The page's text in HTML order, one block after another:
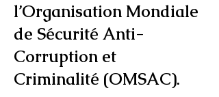
l’Organisation Mondiale
de Sécurité Anti-
Corruption et
Criminalité (OMSAC).